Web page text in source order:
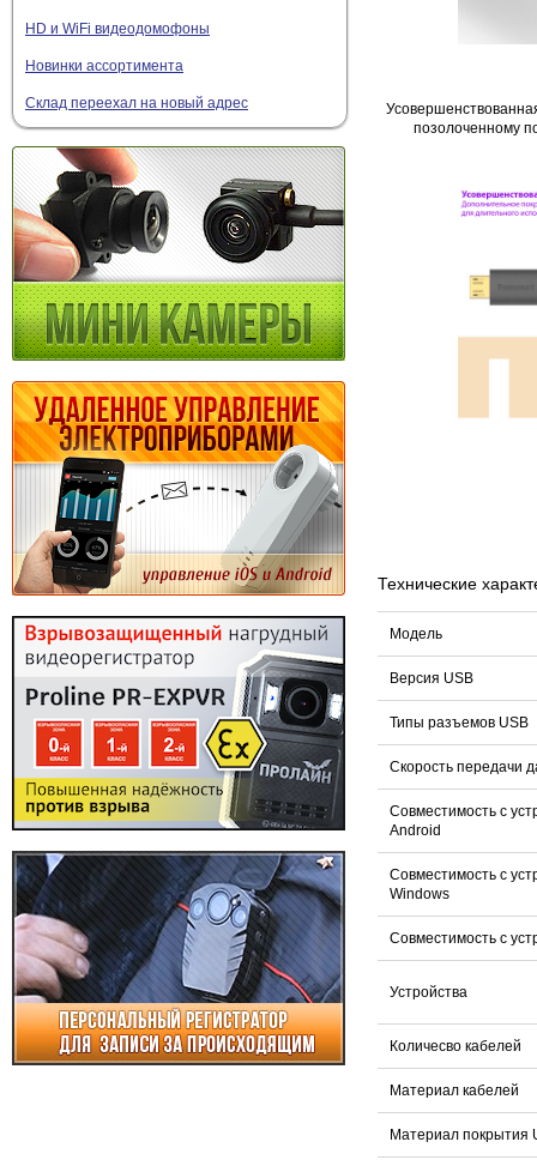
HD и WiFi видеодомофоны
Новинки ассортимента
Склад переехал на новый адрес
позолоченному
Технические
Модель
Версия USB
Типы разъемов USB
Скорость передачи
Совместимость с
Android
Совместимость с
Windows
Совместимость с
Устройства
Количесво кабелей
Материал кабелей
Материал покрытия